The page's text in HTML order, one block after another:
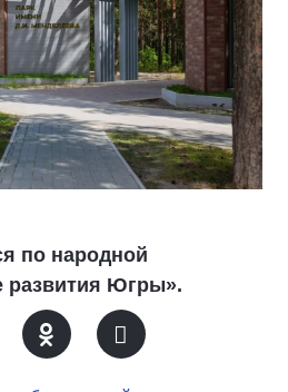
по народной
развития Югры».